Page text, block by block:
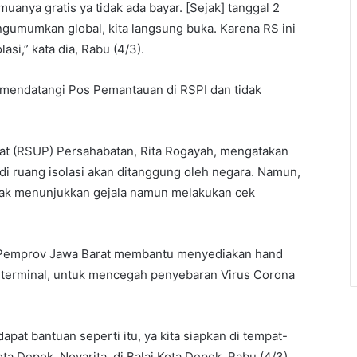
gratis ya tidak ada bayar. [Sejak] tanggal 2
global, kita langsung buka. Karena RS ini
kata dia, Rabu (4/3).
Pos Pemantauan di RSPI dan tidak
(RSUP) Persahabatan, Rita Rogayah, mengatakan
ruang isolasi akan ditanggung oleh negara. Namun,
menunjukkan gejala namun melakukan cek
Jawa Barat membantu menyediakan hand
untuk mencegah penyebaran Virus Corona
bantuan seperti itu, ya kita siapkan di tempat-